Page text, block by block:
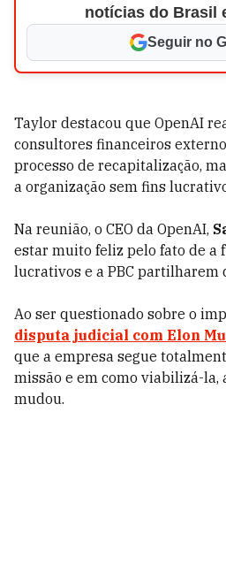
notícias do Brasil
Seguir no
Taylor destacou que OpenAI
consultores financeiros
processo de recapitalização,
a organização sem fins
Na reunião, o CEO da OpenAI,
estar muito feliz pelo fato de a
lucrativos e a PBC partilharem
Ao ser questionado sobre o
disputa judicial com Elon
que a empresa segue
missão e em como viabilizá-la,
mudou.